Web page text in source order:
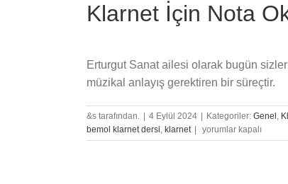
için
Klarnet İçin Nota
Erturgut Sanat ailesi olarak bugün
müzikal anlayış gerektiren bir süreçtir.
&s tarafından. | 4 Eylül 2024 | Kategoriler: Genel
bemol klarnet dersi klarnet |
Klarnet
İçin
yorumlar kapalı